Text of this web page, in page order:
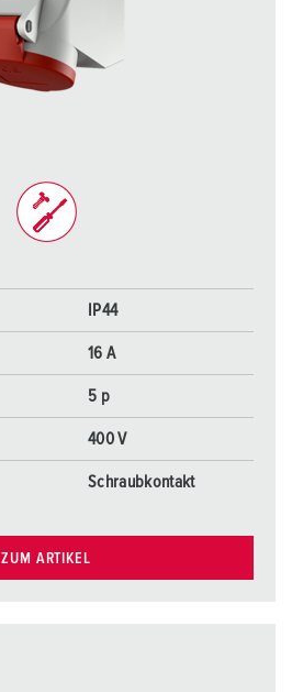
IP44
16 A
5 p
400 V
Schraubkontakt
ZUM ARTIKEL